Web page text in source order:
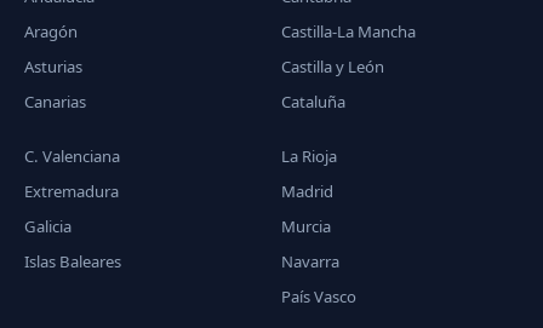
Aragón
Asturias
Canarias
Castilla-La Mancha
Castilla y León
Cataluña
C. Valenciana
Extremadura
Galicia
Islas Baleares
La Rioja
Madrid
Murcia
Navarra
País Vasco